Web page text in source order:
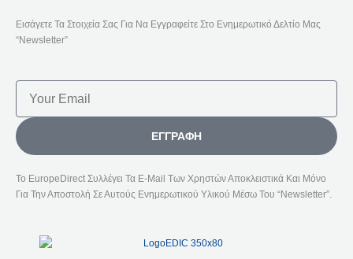
Εισάγετε Τα Στοιχεία Σας Για Να Εγγραφείτε Στο Ενημερωτικό Δελτίο Μας
“Newsletter”
ΕΓΓΡΑΦΉ
Το EuropeDirect Συλλέγει Τα E-Mail Των Χρηστών Αποκλειστικά Και Μόνο
Για Την Αποστολή Σε Αυτούς Ενημερωτικού Υλικού Μέσω Του “Newsletter”.